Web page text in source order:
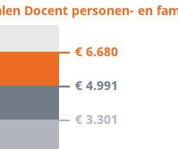
Docent personen- en
€ 6.680
€ 4.991
€ 3.301